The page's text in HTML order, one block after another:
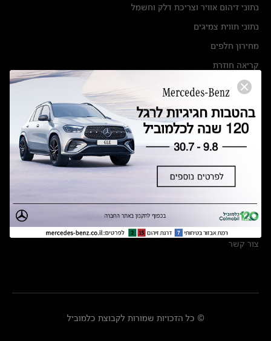
נתוני זיהום אוויר וצריכת דלק וחשמל
נתוני תווית צמיגים
מחירון חלפים
קריאה חוזרת
הודעה על הטבות לרכבי מרצדס בהסדר פשרה בתצ 56447-02-19
תקנון ימי מכירות 120 לכלמוביל
מצאו אותנו
אולמות תצוגה
מרכזי שירות
צור קשר
© כל הזכויות שמורות לקבוצת כלמוביל